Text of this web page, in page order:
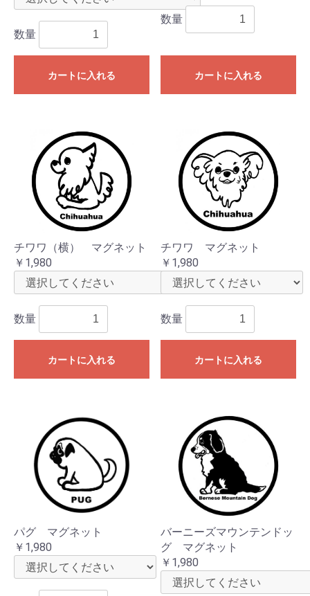
数量
カートに入れる
数量
カートに入れる
チワワ（横） マグネット
￥1,980
数量
カートに入れる
チワワ マグネット
￥1,980
数量
カートに入れる
パグ マグネット
￥1,980
バーニーズマウンテンドッ
グ マグネット
￥1,980